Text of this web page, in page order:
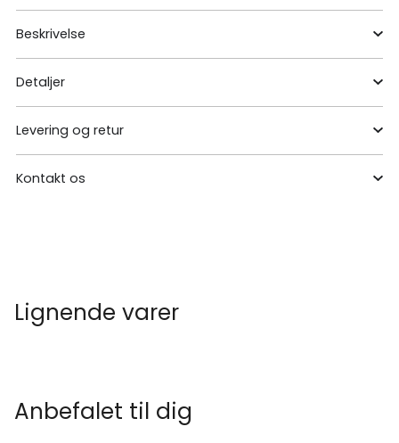
Beskrivelse
Detaljer
Levering og retur
Kontakt os
Lignende varer
Anbefalet til dig